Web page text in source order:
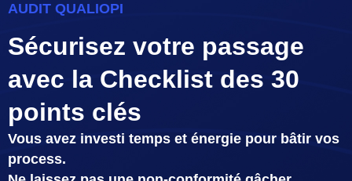
Accompagnement
Accompagnement Dossier France Compétences
Accompagnement Habilitation Certificateur
Accompagnement à l'intégration de l'IA
Formation
Contact
AUDIT QUALIOPI
Sécurisez votre passage
avec la Checklist des 30
points clés
Vous avez investi temps et énergie pour bâtir vos
process.